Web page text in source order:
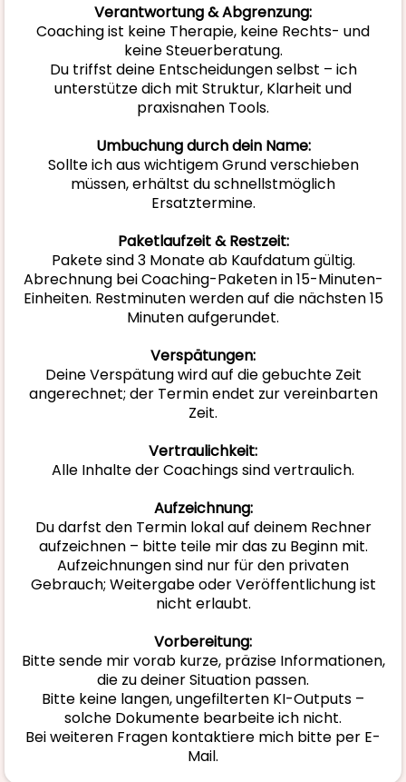
Verantwortung & Abgrenzung:
Coaching ist keine Therapie, keine Rechts- und
keine Steuerberatung.
Du triffst deine Entscheidungen selbst – ich
unterstütze dich mit Struktur, Klarheit und
praxisnahen Tools.
Umbuchung durch dein Name:
Sollte ich aus wichtigem Grund verschieben
müssen, erhältst du schnellstmöglich
Ersatztermine.
Paketlaufzeit & Restzeit:
Pakete sind 3 Monate ab Kaufdatum gültig.
Abrechnung bei Coaching-Paketen in 15-Minuten-
Einheiten. Restminuten werden auf die nächsten 15
Minuten aufgerundet.
Verspätungen:
Deine Verspätung wird auf die gebuchte Zeit
angerechnet; der Termin endet zur vereinbarten
Zeit.
Vertraulichkeit:
Alle Inhalte der Coachings sind vertraulich.
Aufzeichnung:
Du darfst den Termin lokal auf deinem Rechner
aufzeichnen – bitte teile mir das zu Beginn mit.
Aufzeichnungen sind nur für den privaten
Gebrauch; Weitergabe oder Veröffentlichung ist
nicht erlaubt.
Vorbereitung:
Bitte sende mir vorab kurze, präzise Informationen,
die zu deiner Situation passen.
Bitte keine langen, ungefilterten KI-Outputs –
solche Dokumente bearbeite ich nicht.
Bei weiteren Fragen kontaktiere mich bitte per E-
Mail.